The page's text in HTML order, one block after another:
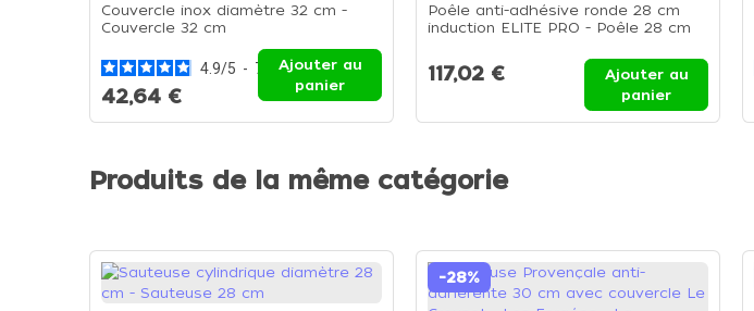
Couvercle inox diamètre 32 cm -
Couvercle 32 cm
4.9/5 - 7 avis
42,64 €
Ajouter au
panier
Poêle anti-adhésive ronde 28 cm
induction ELITE PRO - Poêle 28 cm
117,02 €
Ajouter au
panier
Produits de la même catégorie
-28%